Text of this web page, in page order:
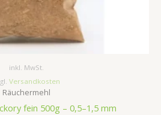
inkl. MwSt.
Versandkosten
Räuchermehl
fein 500g – 0,5–1,5 mm